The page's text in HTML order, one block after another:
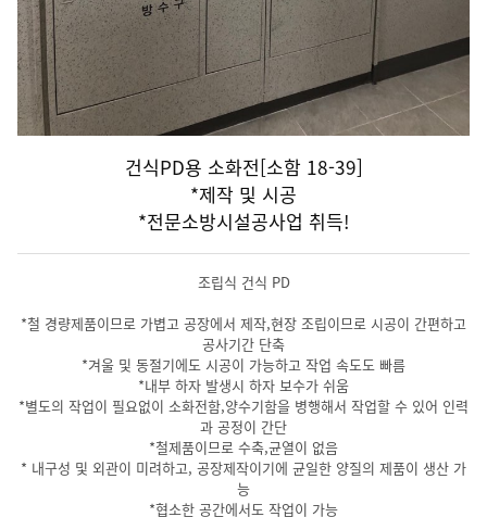
건식PD용 소화전[소함 18-39]
*제작 및 시공
*전문소방시설공사업 취득!
조립식 건식 PD
*철 경량제품이므로 가볍고 공장에서 제작,현장 조립이므로 시공이 간편하고
공사기간 단축
*겨울 및 동절기에도 시공이 가능하고 작업 속도도 빠름
*내부 하자 발생시 하자 보수가 쉬움
*별도의 작업이 필요없이 소화전함,양수기함을 병행해서 작업할 수 있어 인력
과 공정이 간단
*철제품이므로 수축,균열이 없음
* 내구성 및 외관이 미려하고, 공장제작이기에 균일한 양질의 제품이 생산 가
능
*협소한 공간에서도 작업이 가능